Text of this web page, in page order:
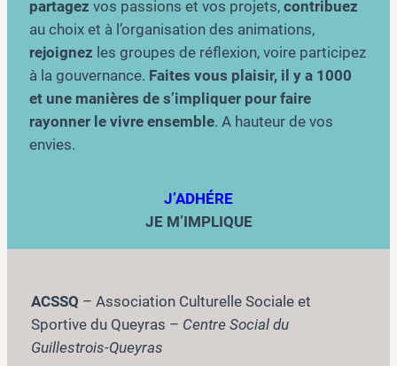
partagez vos passions et vos projets, contribuez
au choix et à l’organisation des animations,
rejoignez les groupes de réflexion, voire participez
à la gouvernance. Faites vous plaisir, il y a 1000
et une manières de s’impliquer pour faire
rayonner le vivre ensemble. A hauteur de vos
envies.
J’ADHÉRE
JE M’IMPLIQUE
ACSSQ – Association Culturelle Sociale et
Sportive du Queyras – Centre Social du
Guillestrois-Queyras